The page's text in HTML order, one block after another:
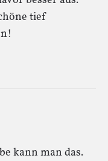
tief
kann man das.